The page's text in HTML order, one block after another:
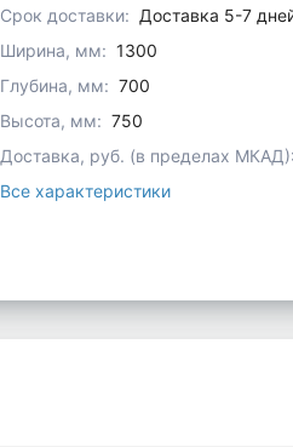
Срок доставки: Доставка 5-7
Ширина, мм: 1300
Глубина, мм: 700
Высота, мм: 750
Доставка, руб. (в пределах МКАД):
Все характеристики